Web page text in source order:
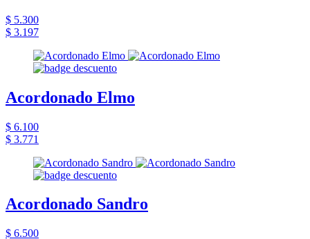
$ 5.300
$ 3.197
Acordonado Elmo
$ 6.100
$ 3.771
Acordonado Sandro
$ 6.500